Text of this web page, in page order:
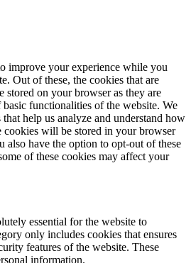
improve your experience while you
Out of these, the cookies that are
stored on your browser as they are
functionalities of the website. We
help us analyze and understand how
cookies will be stored in your browser
also have the option to opt-out of these
of these cookies may affect your
essential for the website to
only includes cookies that ensures
features of the website. These
information.